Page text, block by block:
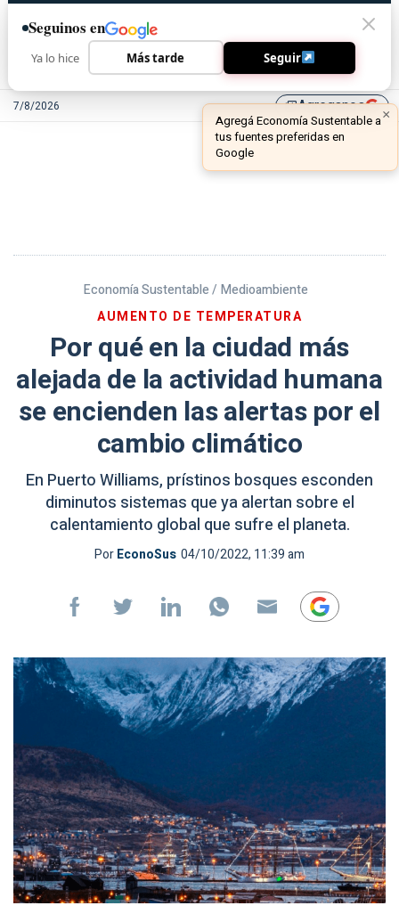
7/8/2026 library_addAgreganos
Economía Sustentable / Medioambiente
AUMENTO DE TEMPERATURA
Por qué en la ciudad más
alejada de la actividad humana
se encienden las alertas por el
cambio climático
En Puerto Williams, prístinos bosques esconden
diminutos sistemas que ya alertan sobre el
calentamiento global que sufre el planeta.
PorEconoSus 04/10/2022, 11:39 am
Seguinos en
Ya lo hice Más tarde Seguir